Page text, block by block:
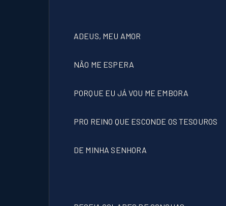
ADEUS, MEU AMOR
NÃO ME ESPERA
PORQUE EU JÁ VOU ME EMBORA
PRO REINO QUE ESCONDE OS TESOUROS
DE MINHA SENHORA